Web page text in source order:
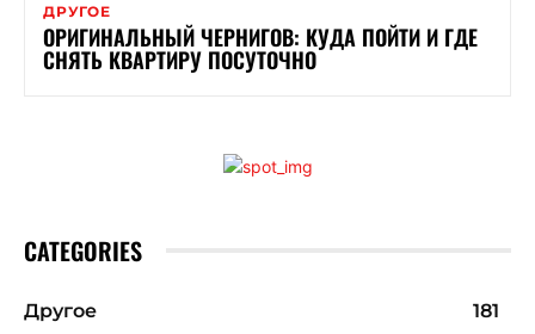
ДРУГОЕ
ОРИГИНАЛЬНЫЙ ЧЕРНИГОВ: КУДА ПОЙТИ И ГДЕ
СНЯТЬ КВАРТИРУ ПОСУТОЧНО
CATEGORIES
Другое
181